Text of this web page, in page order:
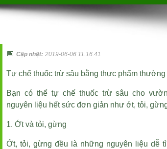
📅Cập nhật: 2019-06-06 11:16:41
Tự chế thuốc trừ sâu bằng thực phẩm thường
Bạn có thể tự chế thuốc trừ sâu cho
nguyên liệu hết sức đơn giản như ớt, tỏi,
1. Ớt và tỏi, gừng
Ớt, tỏi, gừng đều là những nguyên liệu dễ